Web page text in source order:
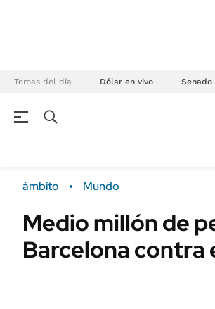
Temas del día Dólar en vivo Senado
Campo
FINANZAS
ámbito Mundo
Medio millón de
Barcelona